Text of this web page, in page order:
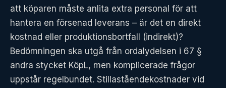
att köparen måste anlita extra personal för att
hantera en försenad leverans – är det en direkt
kostnad eller produktionsbortfall (indirekt)?
Bedömningen ska utgå från ordalydelsen i 67 §
andra stycket KöpL, men komplicerade frågor
uppstår regelbundet. Stillaståendekostnader vid